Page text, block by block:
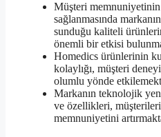
Müşteri memnuniyetinin
sağlanmasında markanın
sunduğu kaliteli
önemli bir etkisi
Homedics ürünlerinin
kolaylığı, müşteri
olumlu yönde
Markanın teknolojik
ve özellikleri,
memnuniyetini